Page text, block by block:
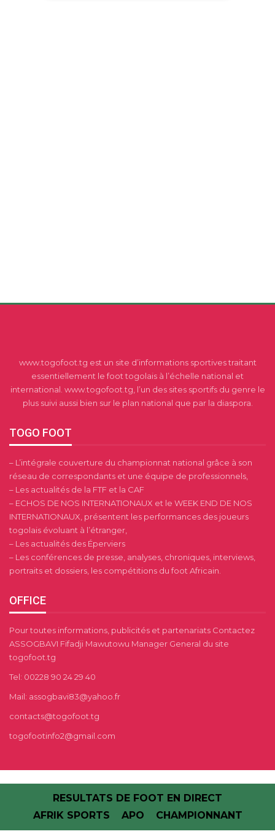
www.togofoot.tg est un site d’informations sportives traitant
essentiellement le foot togolais à l’échelle national et
international. www.togofoot.tg, l’un des sites sportifs du genre le
plus suivi aussi bien sur le plan national que par la diaspora.
TOGO FOOT
– L’intégrale couverture du championnat national grâce à son
réseau de correspondants et une équipe de professionnels,
– Les actualités de la FTF et la CAF
– ECHOS DE NOS INTERNATIONAUX et le WEEK END DE NOS
INTERNATIONAUX, présentent les performances des joueurs
togolais évoluant à l’étranger,
– Les actualités des Éperviers
– Les conférences de presse, analyses, chroniques, interviews,
portraits et dossiers, les compétitions du foot Africain.
OFFICE
Pour toutes informations, publicités et partenariats Contactez
ASSOGBAVI Fifadji Mawutowu Manager General du site
togofoot.tg
Tel: 00228 90 24 29 40
Mail: assogbavi83@yahoo.fr
contacts@togofoot.tg
togofootinfo2@gmail.com
RESULTATS DE FOOT EN DIRECT
AFRIK SPORTS
APO CHAMPIONNANT